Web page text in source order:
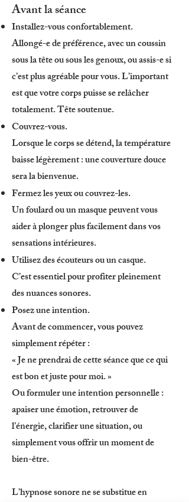
Avant la séance
​Installez-vous confortablement.
Allongé-e de préférence, avec un coussin
sous la tête ou sous les genoux, ou assis-e si
c’est plus agréable pour vous. L’important
est que votre corps puisse se relâcher
totalement. Tête soutenue.
Couvrez-vous.
Lorsque le corps se détend, la température
baisse légèrement : une couverture douce
sera la bienvenue.
Fermez les yeux ou couvrez-les.
Un foulard ou un masque peuvent vous
aider à plonger plus facilement dans vos
sensations intérieures.
Utilisez des écouteurs ou un casque.
C’est essentiel pour profiter pleinement
des nuances sonores.
Posez une intention.
Avant de commencer, vous pouvez
simplement répéter :
« Je ne prendrai de cette séance que ce qui
est bon et juste pour moi. »
Ou formuler une intention personnelle :
apaiser une émotion, retrouver de
l’énergie, clarifier une situation, ou
simplement vous offrir un moment de
bien-être.
L’hypnose sonore ne se substitue en